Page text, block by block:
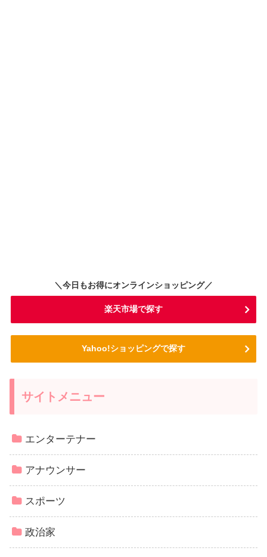
＼今日もお得にオンラインショッピング／
楽天市場で探す
Yahoo!ショッピングで探す
サイトメニュー
エンターテナー
アナウンサー
スポーツ
政治家